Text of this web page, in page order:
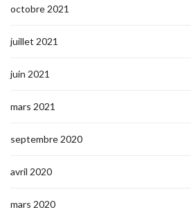
octobre 2021
juillet 2021
juin 2021
mars 2021
septembre 2020
avril 2020
mars 2020